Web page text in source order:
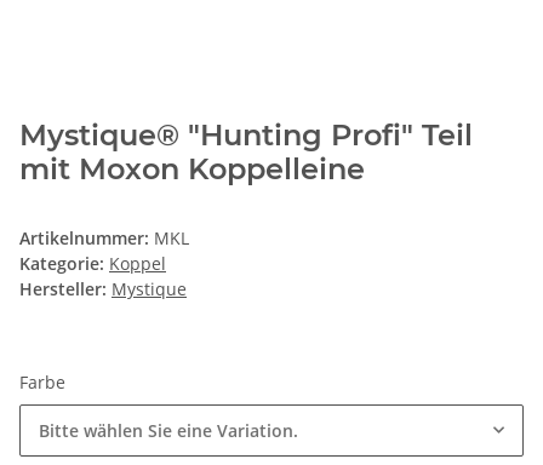
Mystique® "Hunting Profi" Teil
mit Moxon Koppelleine
Artikelnummer: MKL
Kategorie: Koppel
Hersteller: Mystique
Farbe
Bitte wählen Sie eine Variation.